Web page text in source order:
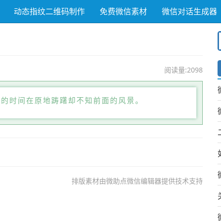
动态指纹二维码制作 免费微信素材 微信对话生成器
阅读量:2098
时间在原地踌躇却不知前面的风景。
排版素材由微助点微信编辑器提供技术支持